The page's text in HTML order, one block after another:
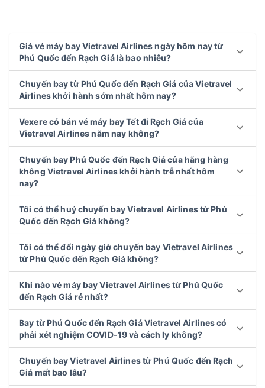
Giá vé máy bay Vietravel Airlines ngày hôm nay từ
Phú Quốc đến Rạch Giá là bao nhiêu?
Chuyến bay từ Phú Quốc đến Rạch Giá của Vietravel
Airlines khởi hành sớm nhất hôm nay?
Vexere có bán vé máy bay Tết đi Rạch Giá của
Vietravel Airlines năm nay không?
Chuyến bay Phú Quốc đến Rạch Giá của hãng hàng
không Vietravel Airlines khởi hành trễ nhất hôm
nay?
Tôi có thể huý chuyến bay Vietravel Airlines từ Phú
Quốc đến Rạch Giá không?
Tôi có thể đổi ngày giờ chuyến bay Vietravel Airlines
từ Phú Quốc đến Rạch Giá không?
Khi nào vé máy bay Vietravel Airlines từ Phú Quốc
đến Rạch Giá rẻ nhất?
Bay từ Phú Quốc đến Rạch Giá Vietravel Airlines có
phải xét nghiệm COVID-19 và cách ly không?
Chuyến bay Vietravel Airlines từ Phú Quốc đến Rạch
Giá mất bao lâu?